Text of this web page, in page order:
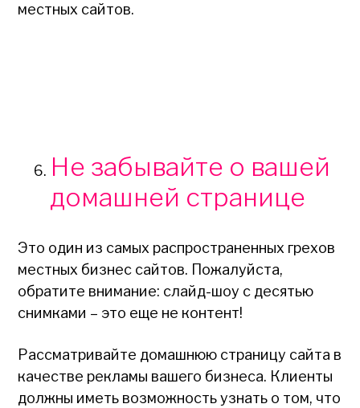
местных сайтов.
Не забывайте о вашей
домашней странице
Это один из самых распространенных грехов
местных бизнес сайтов. Пожалуйста,
обратите внимание: слайд-шоу с десятью
снимками – это еще не контент!
Рассматривайте домашнюю страницу сайта в
качестве рекламы вашего бизнеса. Клиенты
должны иметь возможность узнать о том, что